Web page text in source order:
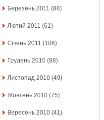
Березень 2011 (88)
Лютий 2011 (61)
Січень 2011 (106)
Грудень 2010 (88)
Листопад 2010 (49)
Жовтень 2010 (75)
Вересень 2010 (41)